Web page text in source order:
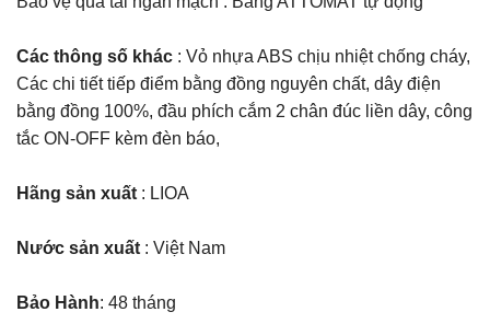
Các thông số khác : Vỏ nhựa ABS chịu nhiệt chống cháy,
Các chi tiết tiếp điểm bằng đồng nguyên chất, dây điện
bằng đồng 100%, đầu phích cắm 2 chân đúc liền dây, công
tắc ON-OFF kèm đèn báo,
Hãng sản xuất : LIOA
Nước sản xuất : Việt Nam
Bảo Hành: 48 tháng